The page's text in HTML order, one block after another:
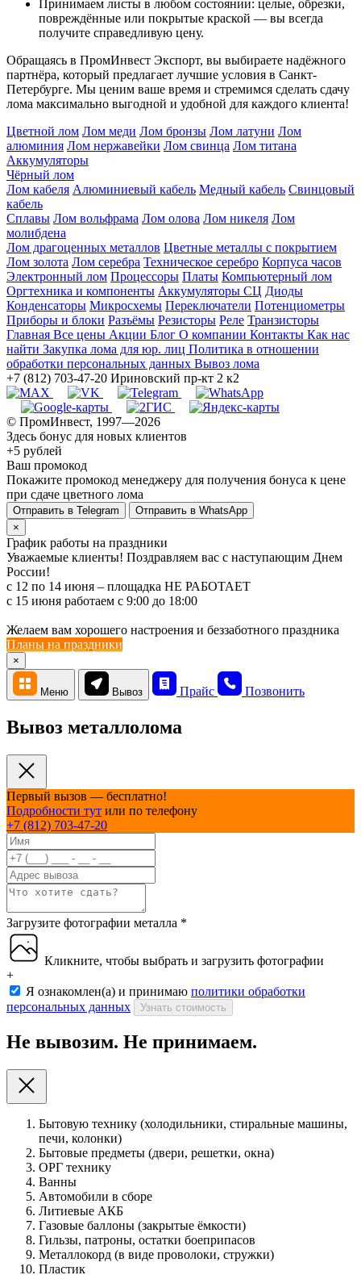
Принимаем листы в любом состоянии: целые, обрезки,
повреждённые или покрытые краской — вы всегда
получите справедливую цену.
Обращаясь в ПромИнвест Экспорт, вы выбираете надёжного
партнёра, который предлагает лучшие условия в Санкт-
Петербурге. Мы ценим ваше время и стремимся сделать сдачу
лома максимально выгодной и удобной для каждого клиента!
Цветной лом Лом меди Лом бронзы Лом латуни Лом
алюминия Лом нержавейки Лом свинца Лом титана
Аккумуляторы
Чёрный лом
Лом кабеля Алюминиевый кабель Медный кабель Свинцовый
кабель
Сплавы Лом вольфрама Лом олова Лом никеля Лом
молибдена
Лом драгоценных металлов Цветные металлы с покрытием
Лом золота Лом серебра Техническое серебро Корпуса часов
Электронный лом Процессоры Платы Компьютерный лом
Оргтехника и компоненты Аккумуляторы СЦ Диоды
Конденсаторы Микросхемы Переключатели Потенциометры
Приборы и блоки Разъёмы Резисторы Реле Транзисторы
Главная Все цены Акции Блог О компании Контакты Как нас
найти Закупка лома для юр. лиц Политика в отношении
обработки персональных данных Вывоз лома
+7 (812) 703-47-20 Ириновский пр-кт 2 к2
© ПромИнвест, 1997—2026
Здесь бонус для новых клиентов
+5 рублей
Ваш промокод
Покажите промокод менеджеру для получения бонуса к цене
при сдаче цветного лома
Отправить в Telegram
Отправить в WhatsApp
×
График работы на праздники
Уважаемые клиенты! Поздравляем вас с наступающим Днем
России!
с 12 по 14 июня – площадка НЕ РАБОТАЕТ
c 15 июня работаем с 9:00 до 18:00
Желаем вам хорошего настроения и беззаботного праздника
Планы на праздники
×
Меню Вывоз Прайс Позвонить
Вывоз металлолома
Первый вызов — бесплатно!
Подробности тут или по телефону
+7 (812) 703-47-20
Загрузите фотографии металла *
Кликните, чтобы выбрать и загрузить фотографии
+
Я ознакомлен(а) и принимаю политики обработки
персональных данных
Узнать стоимость
Не вывозим. Не принимаем.
Бытовую технику (холодильники, стиральные машины,
печи, колонки)
Бытовые предметы (двери, решетки, окна)
ОРГ технику
Ванны
Автомобили в сборе
Литиевые АКБ
Газовые баллоны (закрытые ёмкости)
Гильзы, патроны, остатки боеприпасов
Металлокорд (в виде проволоки, стружки)
Пластик